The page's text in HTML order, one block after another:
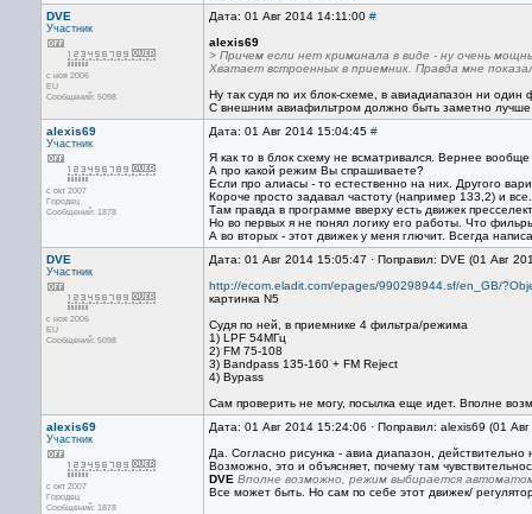
DVE
Участник
с ноя 2006
EU
Сообщений: 5098
Дата: 01 Авг 2014 14:11:00 #
alexis69
> Причем если нет криминала в виде - ну очень
Хватает встроенных в приемник. Правда мне
Ну так судя по их блок-схеме, в авиадиапазон ни
C внешним авиафильтром должно быть заметно лучше
alexis69
Участник
с окт 2007
Городец
Сообщений: 1878
Дата: 01 Авг 2014 15:04:45 #
Я как то в блок схему не всматривался. Вернее
А про какой режим Вы спрашиваете?
Если про алиасы - то естественно на них. Другого
Короче просто задавал частоту (например 133,2) и все.
Там правда в программе вверху есть движек
Но во первых я не понял логику его работы. Что
А во вторых - этот движек у меня глючит. Всегда
DVE
Участник
с ноя 2006
EU
Сообщений: 5098
Дата: 01 Авг 2014 15:05:47 · Поправил: DVE (01 Авг
http://ecom.eladit.com/epages/990298944.sf/en_GB/
картинка N5
Судя по ней, в приемнике 4 фильтра/режима
1) LPF 54МГц
2) FM 75-108
3) Bandpass 135-160 + FM Reject
4) Bypass
Сам проверить не могу, посылка еще идет. Вполне
alexis69
Участник
с окт 2007
Городец
Сообщений: 1878
Дата: 01 Авг 2014 15:24:06 · Поправил: alexis69 (01
Да. Согласно рисунка - авиа диапазон,
Возможно, это и объясняет, почему там
DVE Вполне возможно, режим выбирается
Все может быть. Но сам по себе этот движек/